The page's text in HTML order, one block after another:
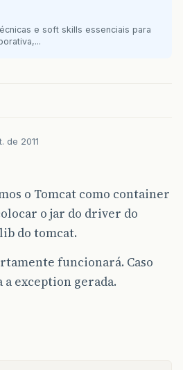
e soft skills essenciais para
de 2011
o Tomcat como container
o jar do driver do
do tomcat.
funcionará. Caso
exception gerada.